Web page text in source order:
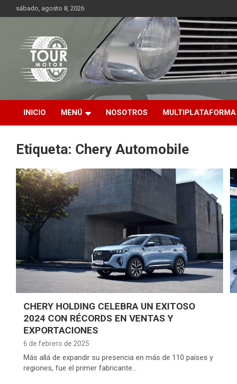
al
sábado, agosto 8, 2026
Tour Motor
Plataforma de contenido audiovisual para el sector automotriz
INICIO MENÚ NOSOTROS MULTIPLATAFORMA
Etiqueta: Chery Automobile
CHERY HOLDING CELEBRA UN EXITOSO
2024 CON RÉCORDS EN VENTAS Y
EXPORTACIONES
6 de febrero de 2025
Más allá de expandir su presencia en más de 110 países y
regiones, fue el primer fabricante…